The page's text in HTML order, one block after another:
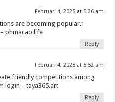
Februari 4, 2025 at 5:26 am
are becoming popular.:
– phmacao.life
Reply
Februari 4, 2025 at 5:52 am
friendly competitions among
login – taya365.art
Reply